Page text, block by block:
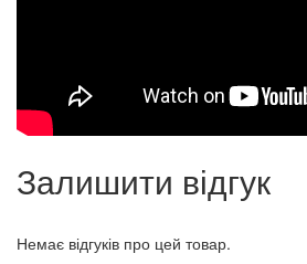
Залишити відгук
Немає відгуків про цей товар.